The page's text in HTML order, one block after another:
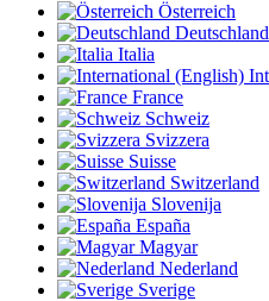
Österreich
Deutschland
Italia
France
Schweiz
Svizzera
Suisse
Switzerland
Slovenija
España
Magyar
Nederland
Sverige